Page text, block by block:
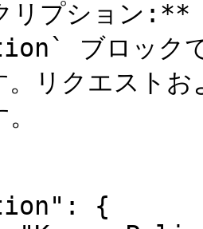
リプション:**
ブロックで
。リクエスト
{